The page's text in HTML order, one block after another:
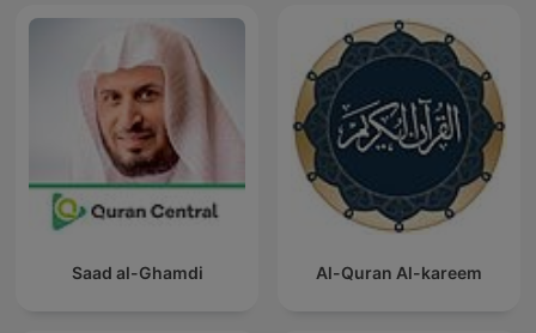
Saad al-Ghamdi Al-Quran Al-kareem